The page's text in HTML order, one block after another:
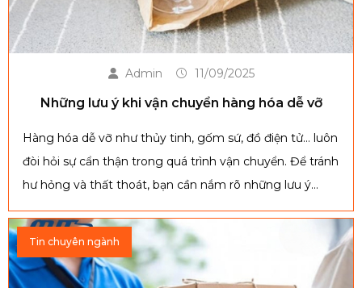
Admin 11/09/2025
Những lưu ý khi vận chuyển hàng hóa dễ vỡ
Hàng hóa dễ vỡ như thủy tinh, gốm sứ, đồ điện tử… luôn
đòi hỏi sự cẩn thận trong quá trình vận chuyển. Để tránh
hư hỏng và thất thoát, bạn cần nắm rõ những lưu ý
quan trọng dưới đây nhằm đảm bảo hàng hóa an toàn,
đúng hẹn và tiết kiệm chi phí.
Tin chuyên ngành